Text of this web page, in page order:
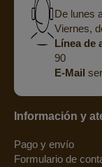
De lunes
Viernes,
Línea de
90
E-Mail
Información y
Pago y envío
Formulario de